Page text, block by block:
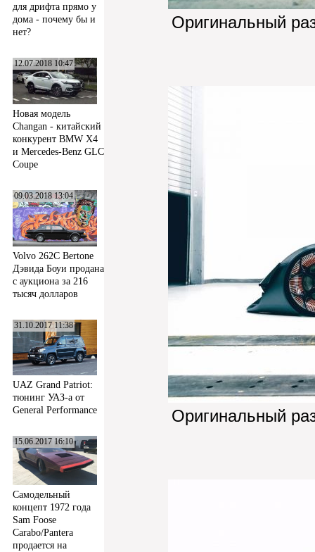
для дрифта прямо у
дома - почему бы и
нет?
12.07.2018 10:47
Новая модель
Changan - китайский
конкурент BMW X4
и Mercedes-Benz GLC
Coupe
09.03.2018 13:04
Volvo 262C Bertone
Дэвида Боуи продана
с аукциона за 216
тысяч долларов
31.10.2017 11:38
UAZ Grand Patriot:
тюнинг УАЗ-а от
General Performance
15.06.2017 16:10
Самодельный
концепт 1972 года
Sam Foose
Carabo/Pantera
продается на
Оригинальный
Оригинальный